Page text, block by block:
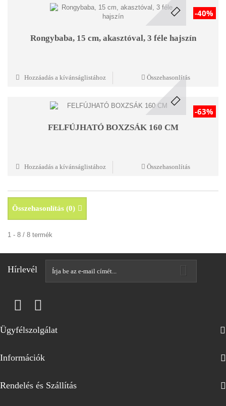
Rongybaba, 15 cm, akasztóval, 3 féle hajszín
-40%
Hozzáadás a kívánságlistához Összehasonlítás
FELFÚJHATÓ BOXZSÁK 160 CM
-63%
Hozzáadás a kívánságlistához Összehasonlítás
Összehasonlítás (0)
1 - 8 / 8 termék
Hírlevél
Ügyfélszolgálat
Információk
Rendelés és Szállítás